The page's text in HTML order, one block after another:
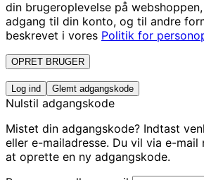
din brugeroplevelse på
adgang til din konto, og til andre
beskrevet i vores Politik for
OPRET BRUGER
Log ind Glemt adgangskode
Nulstil adgangskode
Mistet din adgangskode? Indtast
eller e-mailadresse. Du vil via e-
at oprette en ny adgangskode.